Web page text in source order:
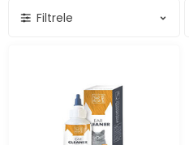
Filtrele